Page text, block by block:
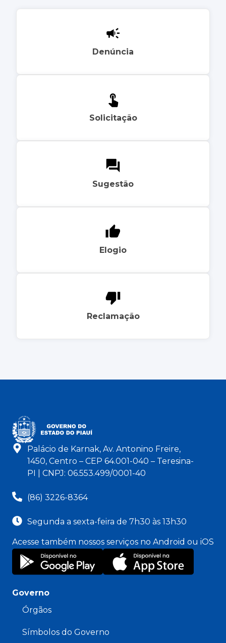
Denúncia
Solicitação
Sugestão
Elogio
Reclamação
Palácio de Karnak, Av. Antonino Freire,
1450, Centro – CEP 64.001-040 – Teresina-
PI | CNPJ: 06.553.499/0001-40
(86) 3226-8364
Segunda a sexta-feira de 7h30 às 13h30
Acesse também nossos serviços no Android ou iOS
Governo
Órgãos
Símbolos do Governo